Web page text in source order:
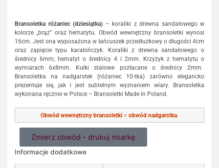
Bransoletka różaniec (dziesiątka) – koraliki z drewna sandałowego w
kolorze „brąz” oraz hematytu. Obwód wewnętrzny bransoletki wynosi
16cm. Jest ona wyposażona w łańcuszek przedłuzkowy o długości 4cm
oraz zapięcie typu karabińczyk. Koraliki z drewna sandałowego o
średnicy 6mm, hematyt o średnicy 4 i 2mm. Krzyżyk z hematytu o
wymiarach 6x8mm. Kulki stalowe pozłacane o średnicy 2mm.
Bransoletka na nadgarstek (różaniec 10-tka) zarówno elegancko
prezentuje się, jak i jest subtelnym wyznaniem wiary. Bransoletka
wykonana ręcznie w Polsce – Bransoletki Made in Poland.
Obwód wewnętrzny bransoletki = obwód nadgarstka.
Zmierz obwód - drukuj miarkę
Informacje dodatkowe